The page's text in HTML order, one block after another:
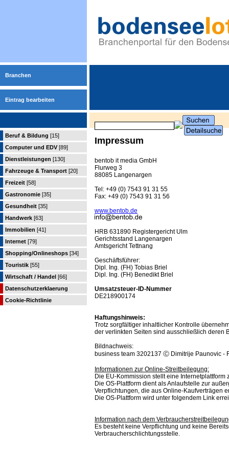
Branchen
Eintrag bearbeiten
Beruf & Bildung [15]
Computer und EDV [89]
Dienstleistungen [130]
Fahrzeuge & Transport [20]
Freizeit [58]
Gastronomie [35]
Gesundheit [35]
Handwerk [63]
Immobilien [41]
Internet [79]
Shopping/Onlineshops [34]
Touristik [55]
Wirtschaft / Handel [66]
Datenschutzerklaerung
Cookie-Richtlinie
Impressum
bentob it media GmbH
Flurweg 3
88085 Langenargen
Tel: +49 (0) 7543 91 31 55
Fax: +49 (0) 7543 91 31 56
www.bentob.de
HRB 631890 Registergericht Ulm
Gerichtsstand Langenargen
Amtsgericht Tettnang
Geschäftsführer:
Dipl. Ing. (FH) Tobias Briel
Dipl. Ing. (FH) Benedikt Briel
Umsatzsteuer-ID-Nummer
DE218900174
Haftungshinweis:
Trotz sorgfältiger inhaltlicher Kontrolle
der verlinkten Seiten sind ausschließlich deren
Bildnachweis:
business team 3202137 Ⓒ Dimitrije Paunovic -
Informationen zur Online-Streitbeilegung:
Die EU-Kommission stellt eine
Die OS-Plattform dient als Anlaufstelle zur
Verpflichtungen, die aus Online-Kaufverträgen
Die OS-Plattform wird unter folgendem Link
Information nach dem
Es besteht keine Verpflichtung und keine
Verbraucherschlichtungsstelle.